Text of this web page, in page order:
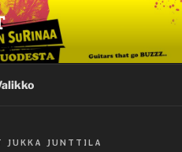
JUKKA JUNTTILA